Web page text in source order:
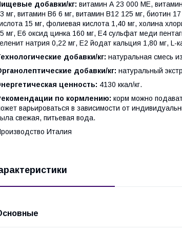
добавки/кг: витамин А 23 000 МЕ,
мг, витамин В6 6 мг, витамин В12 125 мг, биотин
15 мг, фолиевая кислота 1,40 мг, холина
мг, Е6 оксид цинка 160 мг, Е4 сульфат меди
натрия 0,22 мг, Е2 йодат кальция 1,80 мг, L-
добавки/кг: натуральная смесь
добавки/кг: натуральный
ценность: 4130 ккал/кг.
по кормлению: корм можно
варьироваться в зависимости от
свежая, питьевая вода.
Италия